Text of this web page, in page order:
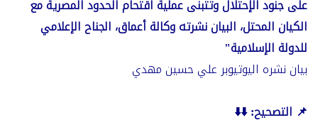
على جنود الإحتلال وتتبنى عملية اقتحام الحدود المصرية مع
الكيان المحتل، البيان نشرته وكالة أعماق، الجناح الإعلامي
للدولة الإسلامية"
بيان نشره اليوتيوبر علي حسين مهدي
📌 التصحيح: ⬇️⬇️